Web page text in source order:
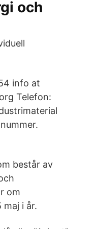
och
info at
Telefon:
består av
om
i år.